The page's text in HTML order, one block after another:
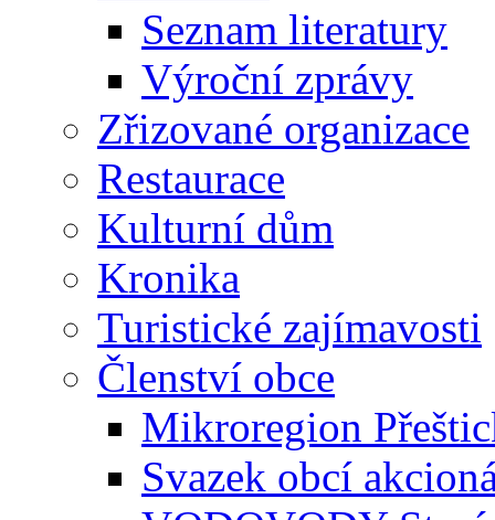
Seznam literatury
Výroční zprávy
Zřizované organizace
Restaurace
Kulturní dům
Kronika
Turistické zajímavosti
Členství obce
Mikroregion
Svazek obcí